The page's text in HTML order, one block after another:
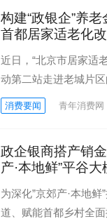
构建“政银企”养
首都居家适老化
近日，“北京市居家适
动第二站走进老城片
消费要闻 青年消费网
政企银商搭产销
产·本地鲜”平谷
为深化”京郊产·本地
道、赋能首都乡村全